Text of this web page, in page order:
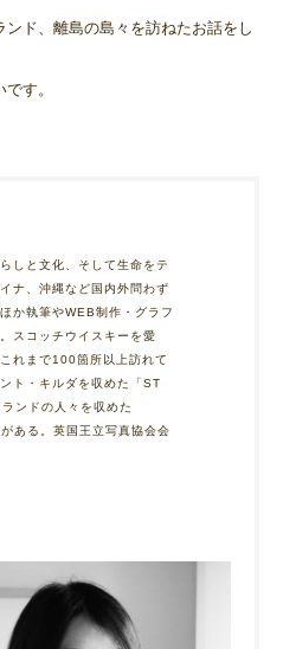
ド、離島の島々を訪ねたお話をし
す。
しと文化、そして生命をテ
ナ、沖縄など国内外問わず
か執筆やWEB制作・グラフ
スコッチウイスキーを愛
れまで100箇所以上訪れて
ト・キルダを収めた「ST
ンドの人々を収めた
ある。英国王立写真協会会